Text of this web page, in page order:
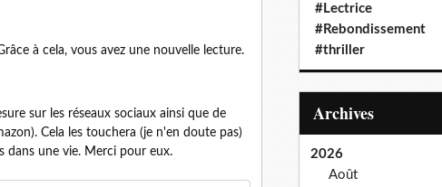
à cela, vous avez une nouvelle lecture.
sur les réseaux sociaux ainsi que de
Cela les touchera (je n'en doute pas)
dans une vie. Merci pour eux.
#Lectrice
#Rebondissement
#thriller
Archives
2026
Août